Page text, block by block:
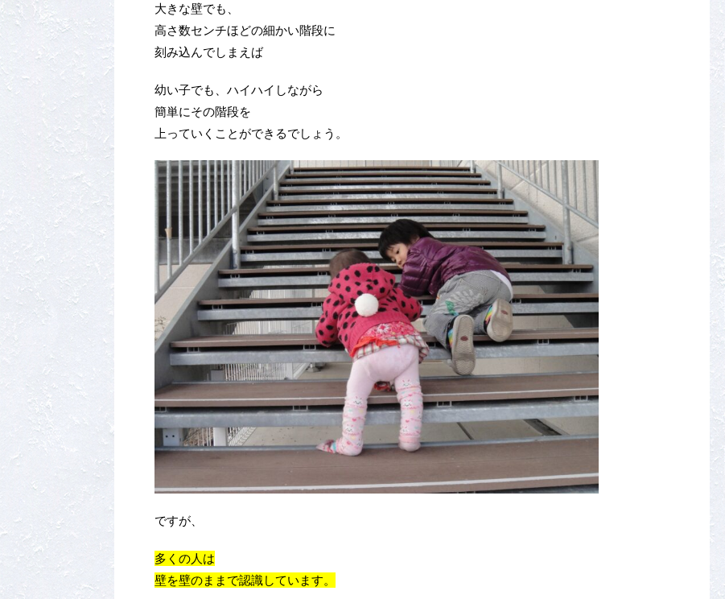
大きな壁でも、
高さ数センチほどの細かい階段に
刻み込んでしまえば
幼い子でも、ハイハイしながら
簡単にその階段を
上っていくことができるでしょう。
ですが、
多くの人は
壁を壁のままで認識しています。